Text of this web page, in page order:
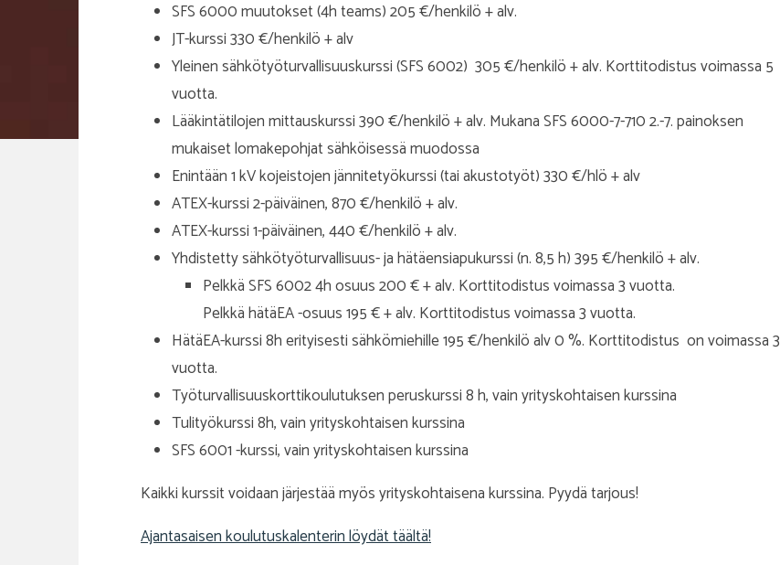
SFS 6000 muutokset (4h teams) 205 €/henkilö + alv.
JT-kurssi 330 €/henkilö + alv
Yleinen sähkötyöturvallisuuskurssi (SFS 6002) 305 €/henkilö + alv. Korttitodistus voimassa 5
vuotta.
Lääkintätilojen mittauskurssi 390 €/henkilö + alv. Mukana SFS 6000-7-710 2.-7. painoksen
mukaiset lomakepohjat sähköisessä muodossa
Enintään 1 kV kojeistojen jännitetyökurssi (tai akustotyöt) 330 €/hlö + alv
ATEX-kurssi 2-päiväinen, 870 €/henkilö + alv.
ATEX-kurssi 1-päiväinen, 440 €/henkilö + alv.
Yhdistetty sähkötyöturvallisuus- ja hätäensiapukurssi (n. 8,5 h) 395 €/henkilö + alv.
Pelkkä SFS 6002 4h osuus 200 € + alv. Korttitodistus voimassa 3 vuotta.
Pelkkä hätäEA -osuus 195 € + alv. Korttitodistus voimassa 3 vuotta.
HätäEA-kurssi 8h erityisesti sähkömiehille 195 €/henkilö alv 0 %. Korttitodistus on voimassa 3
vuotta.
Työturvallisuuskorttikoulutuksen peruskurssi 8 h, vain yrityskohtaisen kurssina
Tulityökurssi 8h, vain yrityskohtaisen kurssina
SFS 6001 -kurssi, vain yrityskohtaisen kurssina
Kaikki kurssit voidaan järjestää myös yrityskohtaisena kurssina. Pyydä tarjous!
Ajantasaisen koulutuskalenterin löydät täältä!